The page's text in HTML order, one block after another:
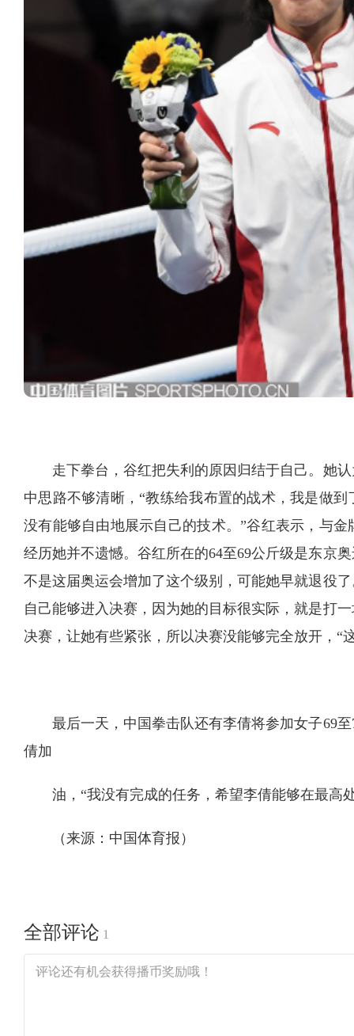
走下拳台，谷红把失利的原因归结于自己。她
中思路不够清晰，“教练给我布置的战术，我是做
没有能够自由地展示自己的技术。”谷红表示，与
经历她并不遗憾。谷红所在的64至69公斤级是东京
不是这届奥运会增加了这个级别，可能她早就退役
自己能够进入决赛，因为她的目标很实际，就是打
决赛，让她有些紧张，所以决赛没能够完全放开，“
最后一天，中国拳击队还有李倩将参加女子69
倩加
油，“我没有完成的任务，希望李倩能够在最高
（来源：中国体育报）
全部评论 1